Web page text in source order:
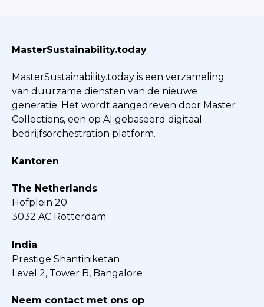
MasterSustainability.today
MasterSustainability.today is een verzameling
van duurzame diensten van de nieuwe
generatie. Het wordt aangedreven door Master
Collections, een op AI gebaseerd digitaal
bedrijfsorchestration platform.
Kantoren
The Netherlands
Hofplein 20
3032 AC Rotterdam
India
Prestige Shantiniketan
Level 2, Tower B, Bangalore
Neem contact met ons op